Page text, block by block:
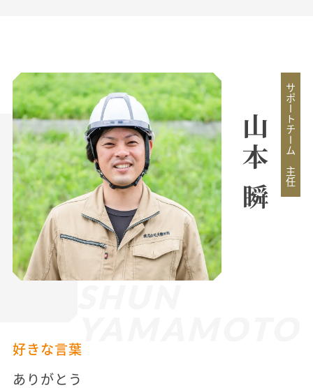
山本 瞬サポートチーム 主任
好きな言葉
ありがとう